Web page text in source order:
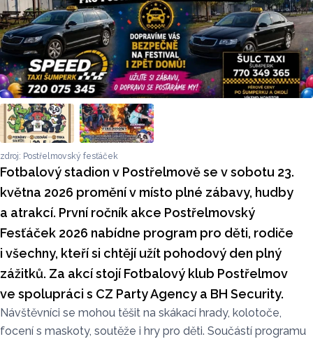
zdroj: Postřelmovský fesťáček
Fotbalový stadion v Postřelmově se v sobotu 23.
května 2026 promění v místo plné zábavy, hudby
a atrakcí. První ročník akce Postřelmovský
Fesťáček 2026 nabídne program pro děti, rodiče
i všechny, kteří si chtějí užít pohodový den plný
zážitků. Za akcí stojí Fotbalový klub Postřelmov
ve spolupráci s CZ Party Agency a BH Security.
Návštěvníci se mohou těšit na skákací hrady, kolotoče,
focení s maskoty, soutěže i hry pro děti. Součástí programu